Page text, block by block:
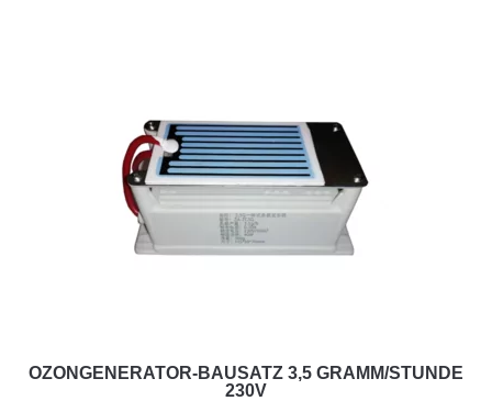
OZONGENERATOR-BAUSATZ 3,5 GRAMM/STUNDE
230V